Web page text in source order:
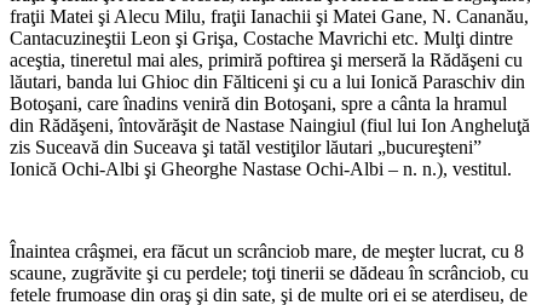
fraţii Matei şi Alecu Milu, fraţii Ianachii şi Matei Gane, N. Cananău,
Cantacuzineştii Leon şi Grişa, Costache Mavrichi etc. Mulţi dintre
aceştia, tineretul mai ales, primiră poftirea şi merseră la Rădăşeni cu
lăutari, banda lui Ghioc din Fălticeni şi cu a lui Ionică Paraschiv din
Botoşani, care înadins veniră din Botoşani, spre a cânta la hramul
din Rădăşeni, întovărăşit de Nastase Naingiul (fiul lui Ion Angheluţă
zis Suceavă din Suceava şi tatăl vestiţilor lăutari „bucureşteni”
Ionică Ochi-Albi şi Gheorghe Nastase Ochi-Albi – n. n.), vestitul.
Înaintea crâşmei, era făcut un scrânciob mare, de meşter lucrat, cu 8
scaune, zugrăvite şi cu perdele; toţi tinerii se dă­deau în scrânciob, cu
fetele frumoase din oraş şi din sate, şi de multe ori ei se aterdiseu, de